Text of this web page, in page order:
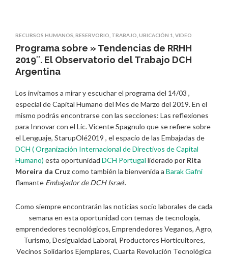
RECURSOS HUMANOS RESERVORIO TRABAJO UBICACIÓN 1 VIDEO
Programa sobre » Tendencias de RRHH
2019″. El Observatorio del Trabajo DCH
Argentina
Los invitamos a mirar y escuchar el programa del 14/03 ,
especial de Capital Humano del Mes de Marzo del 2019. En el
mismo podrás encontrarse con las secciones: Las reflexiones
para Innovar con el Lic. Vicente Spagnulo que se refiere sobre
el Lenguaje, StarupOlé2019 , el espacio de las Embajadas de
DCH ( Organización Internacional de Directivos de Capital
Humano) esta oportunidad DCH Portugal liderado por Rita
Moreira da Cruz como también la bienvenida a Barak Gafni
flamante Embajador de DCH Israel.
Como siempre encontrarán las noticias socio laborales de cada
semana en esta oportunidad con temas de tecnología,
emprendedores tecnológicos, Emprendedores Veganos, Agro,
Turismo, Desigualdad Laboral, Productores Horticultores,
Vecinos Solidarios Ejemplares, Cuarta Revolución Tecnológica